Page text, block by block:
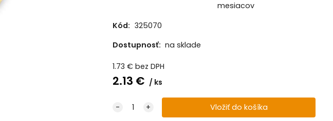
mesiacov
Kód: 325070
Dostupnosť: na sklade
1.73 € bez DPH
2.13 € ks